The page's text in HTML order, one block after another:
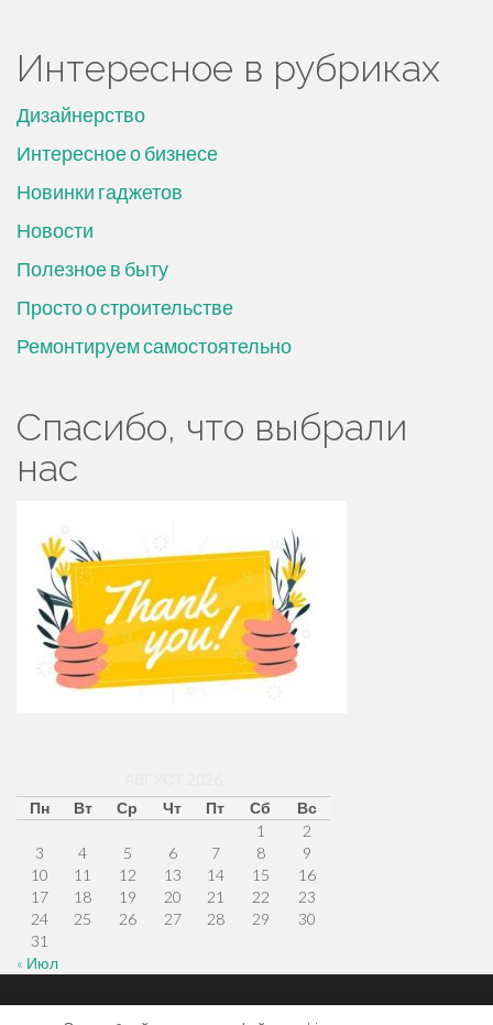
Интересное в рубриках
Дизайнерство
Интересное о бизнесе
Новинки гаджетов
Новости
Полезное в быту
Просто о строительстве
Ремонтируем самостоятельно
Спасибо, что выбрали
нас
Пн
Вт Ср Чт Пт Сб
Вс
1
2
3
4 5 6 7 8
9
10
11 12 13 14 15
16
17
18 19 20 21 22
23
24
25 26 27 28 29
30
31
« Июл